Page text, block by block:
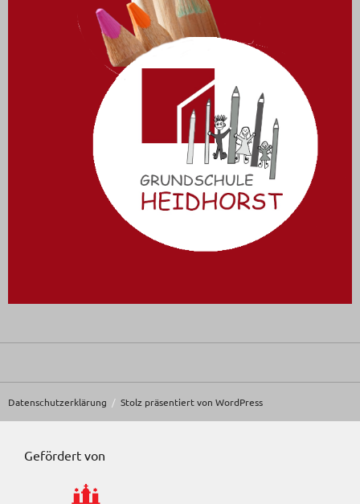
Datenschutzerklärung Stolz präsentiert von WordPress
Gefördert von